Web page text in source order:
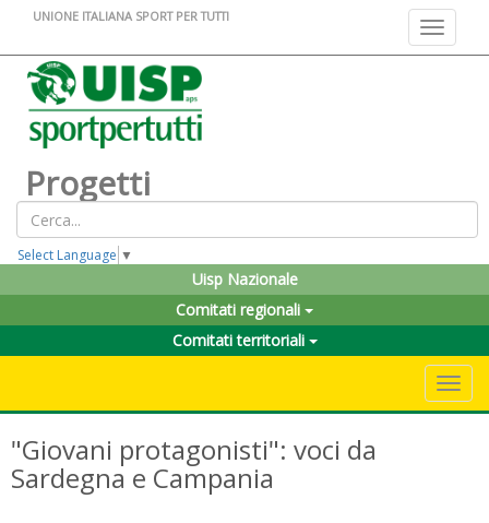
Toggle
UNIONE ITALIANA SPORT PER TUTTI
Progetti
Select Language ▼
Uisp Nazionale
Comitati regionali
Comitati territoriali
"Giovani protagonisti": voci da
Sardegna e Campania